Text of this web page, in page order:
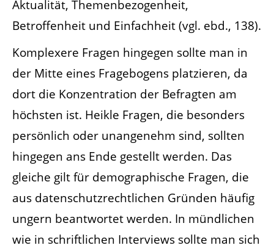
Aktualität, Themenbezogenheit,
Betroffenheit und Einfachheit (vgl. ebd., 138).
Komplexere Fragen hingegen sollte man in
der Mitte eines Fragebogens platzieren, da
dort die Konzentration der Befragten am
höchsten ist. Heikle Fragen, die besonders
persönlich oder unangenehm sind, sollten
hingegen ans Ende gestellt werden. Das
gleiche gilt für demographische Fragen, die
aus datenschutzrechtlichen Gründen häufig
ungern beantwortet werden. In mündlichen
wie in schriftlichen Interviews sollte man sich